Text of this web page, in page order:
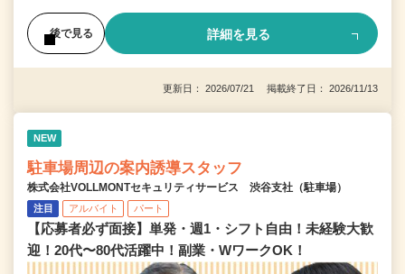
後で見る 詳細を見る
更新日： 2026/07/21 掲載終了日： 2026/11/13
NEW
駐車場周辺の案内誘導スタッフ
株式会社VOLLMONTセキュリティサービス 渋谷支社（駐車場）
注目 アルバイト パート
【応募者必ず面接】単発・週1・シフト自由！未経験大歓
迎！20代〜80代活躍中！副業・WワークOK！